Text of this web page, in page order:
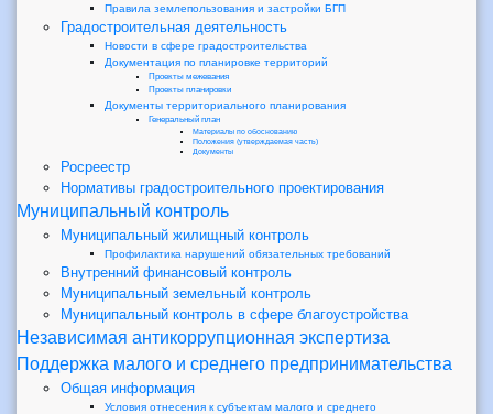
Правила землепользования и застройки БГП
Градостроительная деятельность
Новости в сфере градостроительства
Документация по планировке территорий
Проекты межевания
Проекты планировки
Документы территориального планирования
Генеральный план
Материалы по обоснованию
Положения (утверждаемая часть)
Документы
Росреестр
Нормативы градостроительного проектирования
Муниципальный контроль
Муниципальный жилищный контроль
Профилактика нарушений обязательных требований
Внутренний финансовый контроль
Муниципальный земельный контроль
Муниципальный контроль в сфере благоустройства
Независимая антикоррупционная экспертиза
Поддержка малого и среднего предпринимательства
Общая информация
Условия отнесения к субъектам малого и среднего